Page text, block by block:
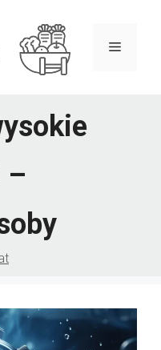
Menu
–